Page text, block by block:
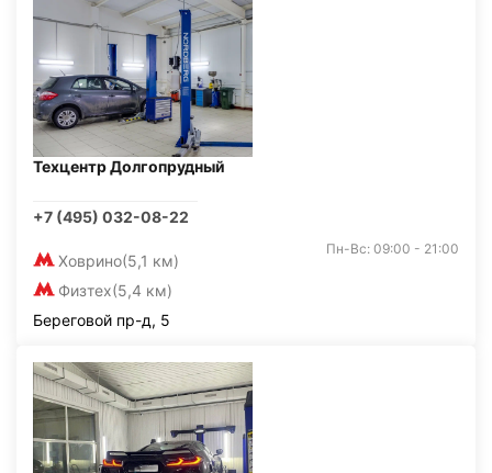
Техцентр Долгопрудный
+7 (495) 032-08-22
Ховрино(5,1 км)
Физтех(5,4 км)
Пн-Вс: 09:00 - 21:00
Береговой пр-д, 5